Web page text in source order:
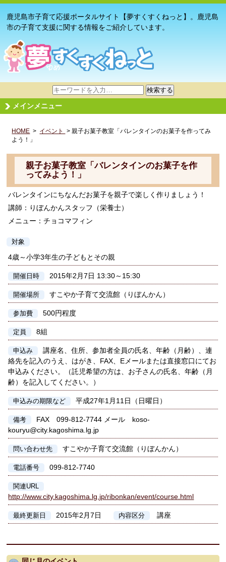
鹿児島市子育て応援ポータルサイト【夢すくすくねっと】。鹿児島
市の子育て支援に関する情報をご紹介しています。
サ
イ
ト
検
検索する
メインメニュー
HOME > イベント
> 親子お菓子教室「バレンタインのお菓子を作ってみ
よう！」
親子お菓子教室「バレンタインのお菓子を作
ってみよう！」
バレンタインにちなんだお菓子を親子で楽しく作りましょう！
講師：りぼんかんスタッフ（栄養士）
メニュー：チョコマフィン
対象
4歳～小学3年生の子どもとその親
開催日時 2015年2月7日 13:30～15:30
開催場所 すこやか子育て交流館（りぼんかん）
参加費 500円程度
定員 8組
申込み
講座名、住所、参加者全員の氏名、年齢（月齢）、連
絡先を記入のうえ、はがき、FAX、Eメールまたは直接窓口にてお
申込みください。（託児希望の方は、お子さんの氏名、年齢（月
齢）を記入してください。）
申込みの期限など 平成27年1月11日（日曜日）
備考
FAX 099-812-7744 メール koso-
kouryu@city.kagoshima.lg.jp
問い合わせ先 すこやか子育て交流館（りぼんかん）
電話番号 099-812-7740
関連URL
http://www.city.kagoshima.lg.jp/ribonkan/event/course.html
最終更新日 2015年2月7日 内容区分 講座